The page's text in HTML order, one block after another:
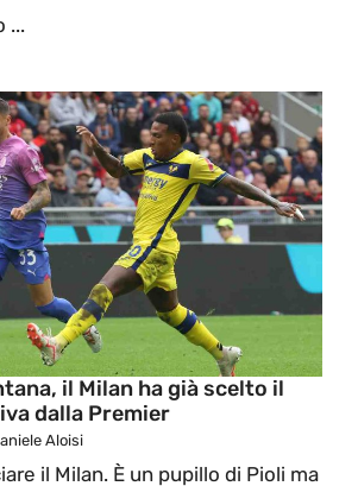
...
il Milan ha già scelto il
dalla Premier
Aloisi
il Milan. È un pupillo di Pioli ma